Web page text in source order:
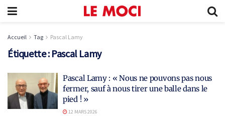
Accueil Tag Pascal Lamy
Étiquette : Pascal Lamy
Pascal Lamy : « Nous ne pouvons pas nous
fermer, sauf à nous tirer une balle dans le
pied ! »
12 MARS 2026